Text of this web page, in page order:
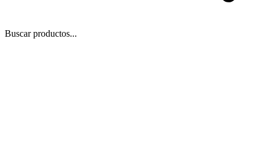
Buscar productos...